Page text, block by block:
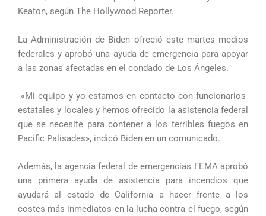
Keaton, según The Hollywood Reporter.
La Administración de Biden ofreció este martes medios
federales y aprobó una ayuda de emergencia para apoyar
a las zonas afectadas en el condado de Los Ángeles.
«Mi equipo y yo estamos en contacto con funcionarios
estatales y locales y hemos ofrecido la asistencia federal
que se necesite para contener a los terribles fuegos en
Pacific Palisades», indicó Biden en un comunicado.
Además, la agencia federal de emergencias FEMA aprobó
una primera ayuda de asistencia para incendios que
ayudará al estado de California a hacer frente a los
costes más inmediatos en la lucha contra el fuego, según